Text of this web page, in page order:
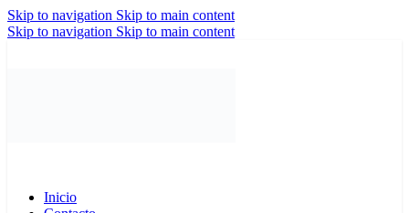
Skip to navigation Skip to main content
Skip to navigation Skip to main content
Inicio